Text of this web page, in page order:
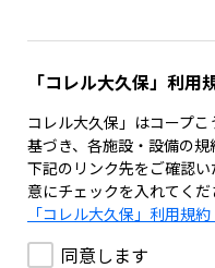
「コレル大久保」利用
コレル大久保」はコープ
基づき、各施設・設備の規
下記のリンク先をご確認
意にチェックを入れてくだ
「コレル大久保」利用規約
同意します